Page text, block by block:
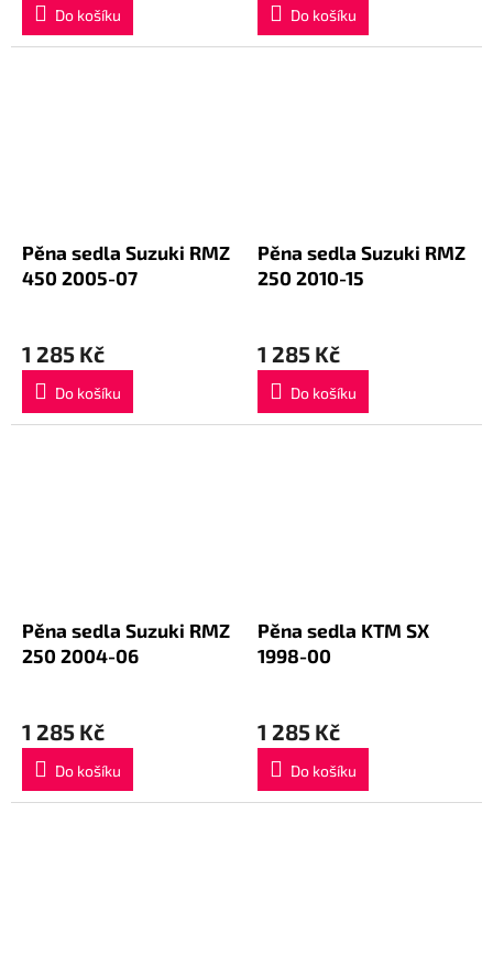
Do košíku Do košíku
Pěna sedla Suzuki RMZ
450 2005-07
1 285 Kč
Do košíku
Pěna sedla Suzuki RMZ
250 2010-15
1 285 Kč
Do košíku
Pěna sedla Suzuki RMZ
250 2004-06
1 285 Kč
Do košíku
Pěna sedla KTM SX
1998-00
1 285 Kč
Do košíku